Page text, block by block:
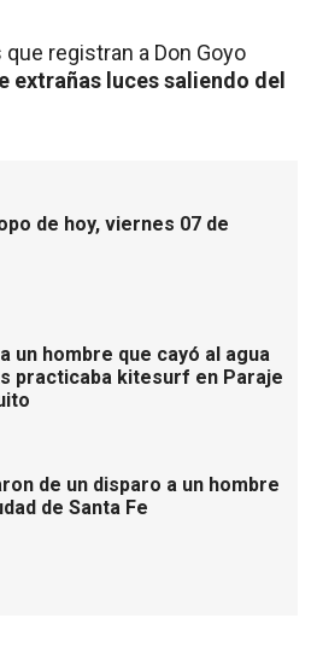
registran a Don Goyo
extrañas luces saliendo del
de hoy, viernes 07 de
un hombre que cayó al agua
practicaba kitesurf en Paraje
de un disparo a un hombre
de Santa Fe